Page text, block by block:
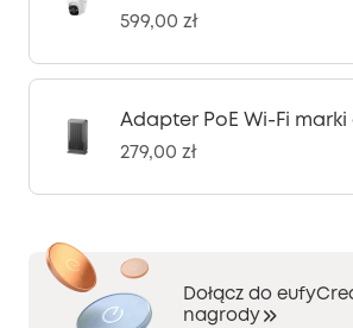
599,00 zł
Adapter PoE Wi-Fi marki
279,00 zł
Dołącz do
nagrody